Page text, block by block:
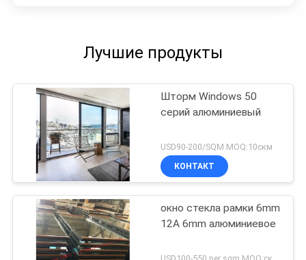
Лучшие продукты
Шторм Windows 50
серий алюминиевый
USD90-200/SQM MOQ:10скм
КОНТАКТ
окно стекла рамки 6mm
12A 6mm алюминиевое